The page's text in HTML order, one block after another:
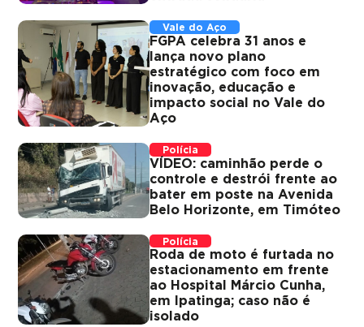
Vale do Aço
FGPA celebra 31 anos e
lança novo plano
estratégico com foco em
inovação, educação e
impacto social no Vale do
Aço
Polícia
VÍDEO: caminhão perde o
controle e destrói frente ao
bater em poste na Avenida
Belo Horizonte, em Timóteo
Polícia
Roda de moto é furtada no
estacionamento em frente
ao Hospital Márcio Cunha,
em Ipatinga; caso não é
isolado